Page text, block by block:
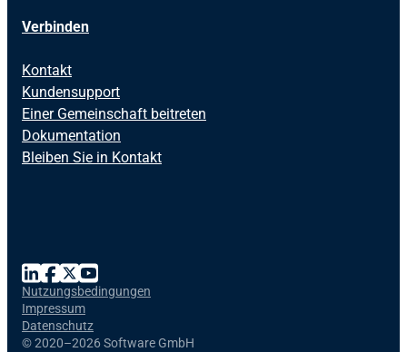
Verbinden
Kontakt
Kundensupport
Einer Gemeinschaft beitreten
Dokumentation
Bleiben Sie in Kontakt
©2020–2026 Software GmbH
Nutzungsbedingungen
Impressum
Datenschutz